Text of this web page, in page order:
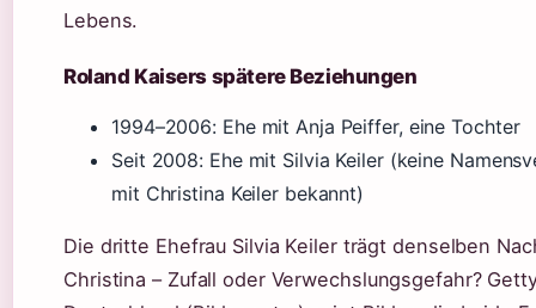
Lebens.
Roland Kaisers spätere Beziehungen
1994–2006: Ehe mit Anja Peiffer, eine Tochter
Seit 2008: Ehe mit Silvia Keiler (keine
mit Christina Keiler bekannt)
Die dritte Ehefrau Silvia Keiler trägt denselben
Christina – Zufall oder Verwechslungsgefahr?